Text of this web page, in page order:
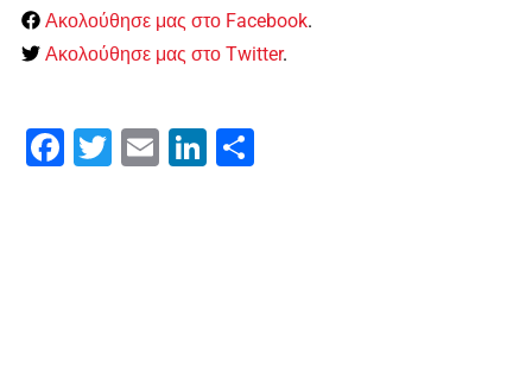
Ακολούθησε μας στο Facebook.
Ακολούθησε μας στο Twitter.
Facebook
Twitter Email LinkedIn